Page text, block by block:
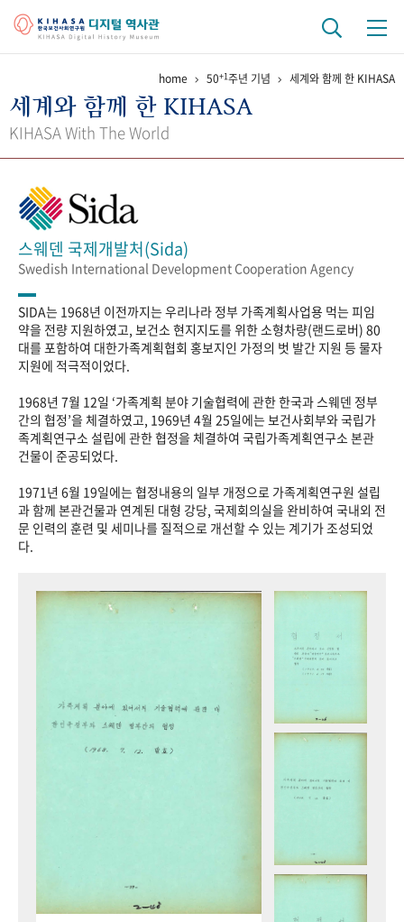
걸어온 길 기관 변천사 역대 기관장
정책과 연구 키워드로 보는 연구 역사
간행물 변천사
기록물 아카이브
사진 아카이브 문서 기록물 행정박물 영상 기록물
성과 50선 숫자로 보는 50년 50+1주년 광장
세계와 함께 한 KIHASA
VR 역사관
home 50+1주년 기념 세계와 함께 한 KIHASA
세계와 함께 한 KIHASA
KIHASA With The World
스웨덴 국제개발처(Sida)
Swedish International Development Cooperation Agency
SIDA는 1968년 이전까지는 우리나라 정부 가족계획사업용 먹는 피임
약을 전량 지원하였고, 보건소 현지지도를 위한 소형차량(랜드로버) 80
대를 포함하여 대한가족계획협회 홍보지인 가정의 벗 발간 지원 등 물자
지원에 적극적이었다.
1968년 7월 12일 ‘가족계획 분야 기술협력에 관한 한국과 스웨덴 정부
간의 협정’을 체결하였고, 1969년 4월 25일에는 보건사회부와 국립가
족계획연구소 설립에 관한 협정을 체결하여 국립가족계획연구소 본관
건물이 준공되었다.
1971년 6월 19일에는 협정내용의 일부 개정으로 가족계획연구원 설립
과 함께 본관건물과 연계된 대형 강당, 국제회의실을 완비하여 국내외 전
문 인력의 훈련 및 세미나를 질적으로 개선할 수 있는 계기가 조성되었
다.